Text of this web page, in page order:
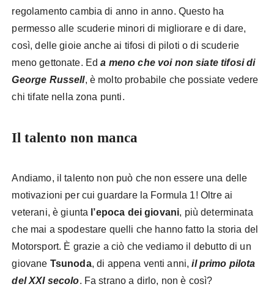
regolamento cambia di anno in anno. Questo ha
permesso alle scuderie minori di migliorare e di dare,
così, delle gioie anche ai tifosi di piloti o di scuderie
meno gettonate. Eda meno che voi non siate tifosi di
George Russell, è molto probabile che possiate vedere
chi tifate nella zona punti.
Il talento non manca
Andiamo, il talento non può che non essere una delle
motivazioni per cui guardare la Formula 1! Oltre ai
veterani, è giunta l’epoca dei giovani, più determinata
che mai a spodestare quelli che hanno fatto la storia del
Motorsport. È grazie a ciò che vediamo il debutto di un
giovane Tsunoda, di appena venti anni,il primo pilota
del XXI secolo. Fa strano a dirlo, non è così?